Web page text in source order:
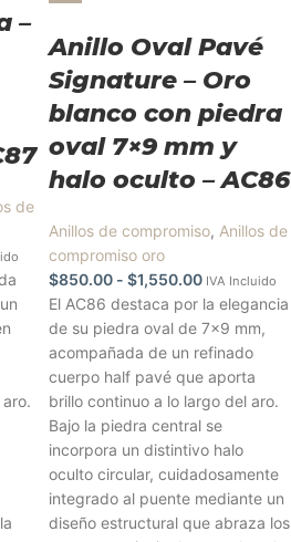
–
de
Anillo Oval Pavé
Signature – Oro
blanco con piedra
oval 7×9 mm y
halo oculto – AC86
Anillos de compromiso, Anillos de
compromiso oro
$850.00 - $1,550.00 IVA Incluido
El AC86 destaca por la elegancia
de su piedra oval de 7x9 mm,
acompañada de un refinado
cuerpo half pavé que aporta
brillo continuo a lo largo del aro.
Bajo la piedra central se
incorpora un distintivo halo
oculto circular, cuidadosamente
integrado al puente mediante un
diseño estructural que abraza los